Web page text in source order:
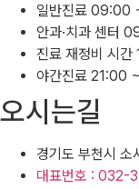
일반진료 09:00
안과·치과 센터
진료 재정비 시
야간진료 21:00
오시는길
경기도 부천시
대표번호 : 032-